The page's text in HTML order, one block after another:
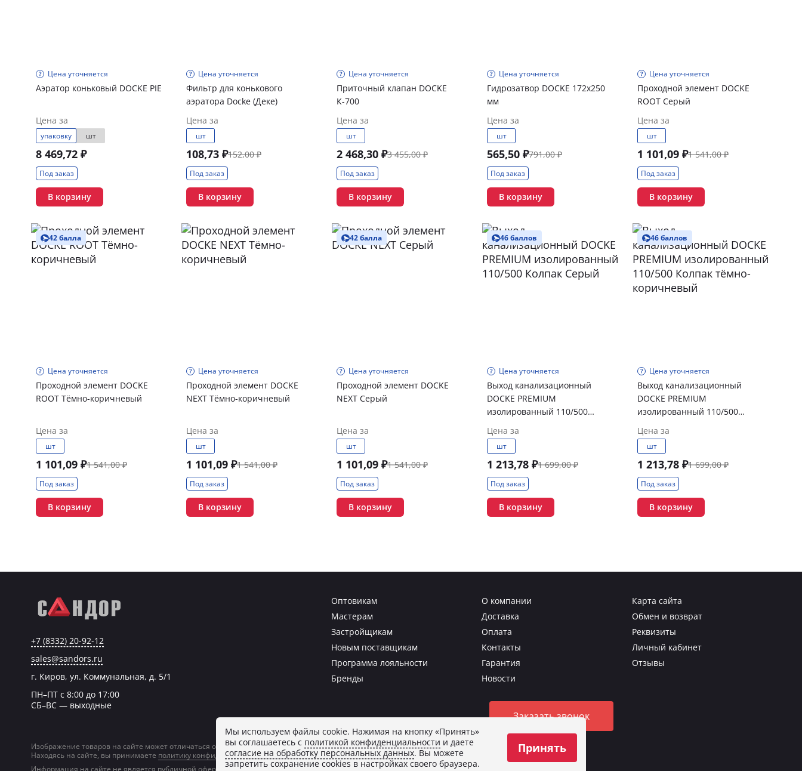
Цена уточняется
Аэратор коньковый DOCKE PIE
Цена за
упаковку шт
8 469,72 ₽
Под заказ
В корзину
Цена уточняется
Фильтр для конькового
аэратора Docke (Деке)
Цена за
шт
108,73 ₽152,00 ₽
Под заказ
В корзину
Цена уточняется
Приточный клапан DOCKE
К-700
Цена за
шт
2 468,30 ₽3 455,00 ₽
Под заказ
В корзину
Цена уточняется
Гидрозатвор DOCKE 172х250
мм
Цена за
шт
565,50 ₽791,00 ₽
Под заказ
В корзину
Цена уточняется
Проходной элемент DOCKE
ROOT Серый
Цена за
шт
1 101,09 ₽1 541,00 ₽
Под заказ
В корзину
42 балла
Цена уточняется
Проходной элемент DOCKE
ROOT Тёмно-коричневый
Цена за
шт
1 101,09 ₽1 541,00 ₽
Под заказ
В корзину
Цена уточняется
Проходной элемент DOCKE
NEXT Тёмно-коричневый
Цена за
шт
1 101,09 ₽1 541,00 ₽
Под заказ
В корзину
42 балла
Цена уточняется
Проходной элемент DOCKE
NEXT Серый
Цена за
шт
1 101,09 ₽1 541,00 ₽
Под заказ
В корзину
46 баллов
Цена уточняется
Выход канализационный
DOCKE PREMIUM
изолированный 110/500
Цена за
шт
1 213,78 ₽1 699,00 ₽
Под заказ
В корзину
46 баллов
Цена уточняется
Выход канализационный
DOCKE PREMIUM
изолированный 110/500
Цена за
шт
1 213,78 ₽1 699,00 ₽
Под заказ
В корзину
Мы используем файлы cookie. Нажимая на кнопку «Принять»
вы соглашаетесь с политикой конфиденциальности и даете
согласие на обработку персональных данных. Вы можете
запретить сохранение cookies в настройках своего браузера.
Принять
+7 (8332) 20-92-12
sales@sandors.ru
г. Киров, ул. Коммунальная, д. 5/1
ПН–ПТ с 8:00 до 17:00
СБ–ВС — выходные
Оптовикам
Мастерам
Застройщикам
Новым поставщикам
Программа лояльности
Бренды
О компании
Доставка
Оплата
Контакты
Гарантия
Новости
Карта сайта
Обмен и возврат
Реквизиты
Личный кабинет
Отзывы
Заказать звонок
Изображение товаров на сайте может отличаться от фактического изображения.
Находясь на сайте, вы принимаете политику конфиденциальностии даетесогласие на обработку персональных данных
Информация на сайте не является публичной офертой.